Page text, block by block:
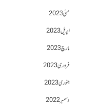
مئی 2023
اپریل 2023
مارچ 2023
فروری 2023
جنوری 2023
دسمبر 2022